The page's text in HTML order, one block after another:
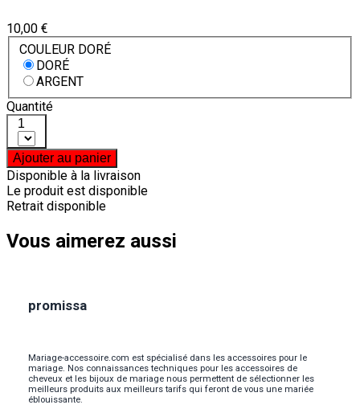
10,00 €
COULEUR DORÉ
DORÉ
ARGENT
Quantité
1
Ajouter au panier
Disponible à la livraison
Le produit est disponible
Retrait disponible
Vous aimerez aussi
promissa
Mariage-accessoire.com est spécialisé dans les accessoires pour le
mariage. Nos connaissances techniques pour les accessoires de
cheveux et les bijoux de mariage nous permettent de sélectionner les
meilleurs produits aux meilleurs tarifs qui feront de vous une mariée
éblouissante.